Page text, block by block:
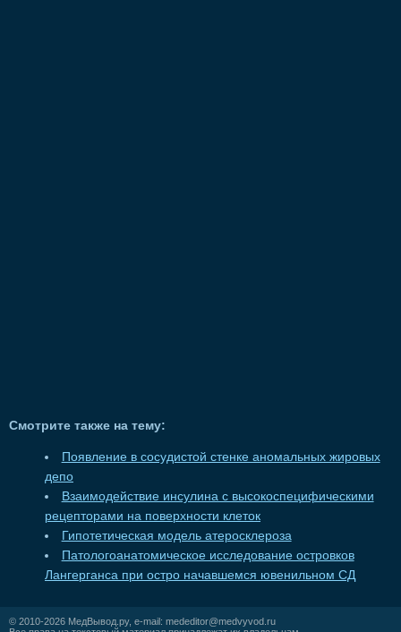
Смотрите также на тему:
Появление в сосудистой стенке аномальных жировых
депо
Взаимодействие инсулина с высокоспецифическими
рецепторами на поверхности клеток
Гипотетическая модель атеросклероза
Патологоанатомическое исследование островков
Лангерганса при остро начавшемся ювенильном СД
© 2010-2026 МедВывод.ру, e-mail: mededitor@medvyvod.ru